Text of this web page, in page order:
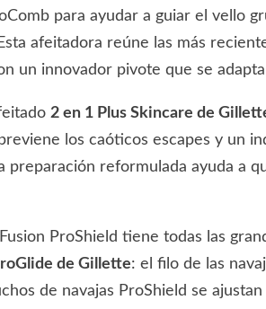
para ayudar a guiar el vello
afeitadora reúne las más
un innovador pivote que se
2 en 1 Plus Skincare de
los caóticos escapes y un
preparación reformulada ayuda a
ProShield tiene todas las
de Gillette: el filo de las
de navajas ProShield se